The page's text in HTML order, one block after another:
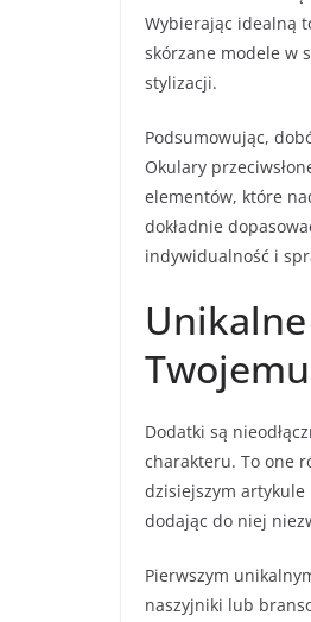
Wybierając idealną
skórzane modele w
stylizacji.
Podsumowując,
Okulary
elementów, które
dokładnie
indywidualność i
Dodatki są
charakteru. To one
dzisiejszym artykule
dodając do niej
Pierwszym
naszyjniki lub